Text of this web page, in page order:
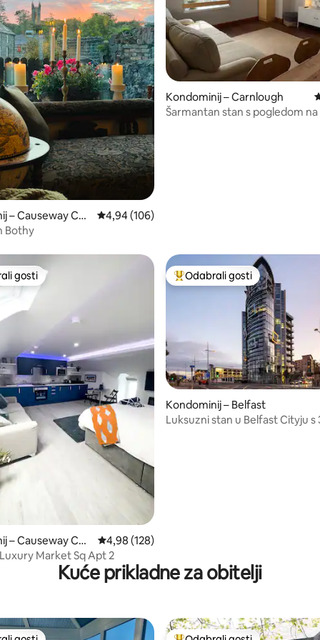
recenzija: 150
– Causeway Coa
Prosječna ocjena: 4,94/5, recenzija: 106
4,94 (106)
Bothy
Kondominij – Carnlough
Šarmantan stan s pogledom na
recenzija: 766
rangiranima s oznakom „Odabrali gosti”
gosti
– Causeway Coa
Prosječna ocjena: 4,98/5, recenzija: 128
4,98 (128)
Market Sq Apt 2
Među najviše rangiranima s
Odabrali gosti
Kondominij – Belfast
Luksuzni stan u Belfast Cityju s
Kuće prikladne za obitelji